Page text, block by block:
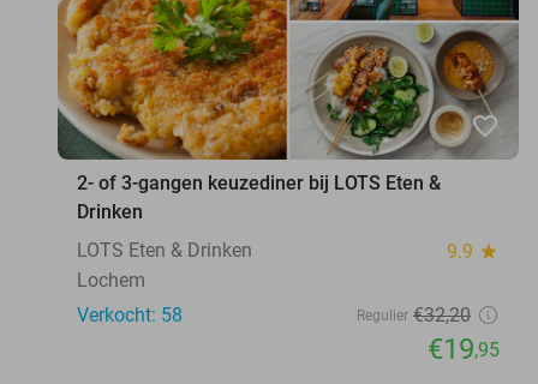
favorite_border
2- of 3-gangen keuzediner bij LOTS Eten &
Drinken
LOTS Eten & Drinken
9.9 star
Lochem
Verkocht: 58
Regulier €32,20
€19,95